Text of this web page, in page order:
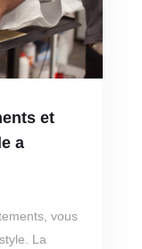
et
a
vous
La